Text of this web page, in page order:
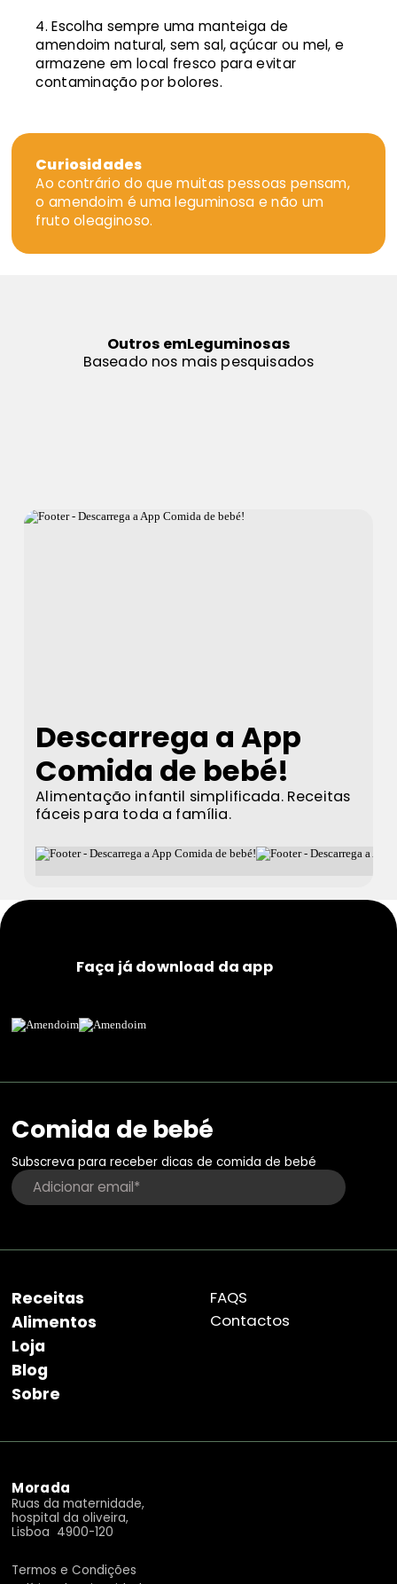
Escolha sempre uma manteiga de
amendoim natural, sem sal, açúcar ou mel, e
armazene em local fresco para evitar
contaminação por bolores.
Curiosidades
Ao contrário do que muitas pessoas pensam,
o amendoim é uma leguminosa e não um
fruto oleaginoso.
Outros emLeguminosas
Baseado nos mais pesquisados
Descarrega a App
Comida de bebé!
Alimentação infantil simplificada. Receitas
fáceis para toda a família.
Comida de bebé
Subscreva para receber dicas de comida de bebé
Receitas
Alimentos
Loja
Blog
Sobre
FAQS
Contactos
Faça já download da app
Morada
Ruas da maternidade,
hospital da oliveira,
Lisboa 4900-120
Termos e Condições